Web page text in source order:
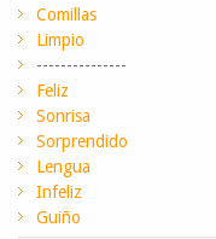
Comillas
Limpio
---------------
Feliz
Sonrisa
Sorprendido
Lengua
Infeliz
Guiño